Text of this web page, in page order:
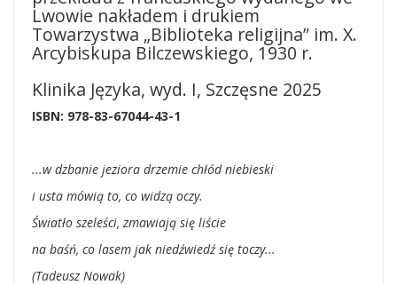
Lwowie nakładem i drukiem
Towarzystwa „Biblioteka religijna” im. X.
Arcybiskupa Bilczewskiego, 1930 r.
Klinika Języka, wyd. I, Szczęsne 2025
ISBN: 978-83-67044-43-1
...w dzbanie jeziora drzemie chłód niebieski
i usta mówią to, co widzą oczy.
Światło szeleści, zmawiają się liście
na baśń, co lasem jak niedźwiedź się toczy...
(Tadeusz Nowak)